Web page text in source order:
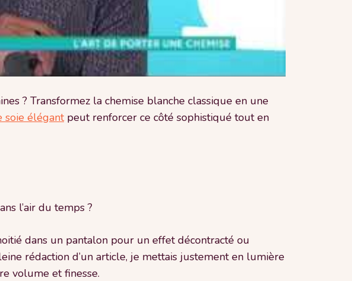
? Transformez la chemise blanche classique en une
soie élégantpeut renforcer ce côté sophistiqué tout en
l’air du temps ?
dans un pantalon pour un effet décontracté ou
rédaction d’un article, je mettais justement en lumière
volume et finesse.